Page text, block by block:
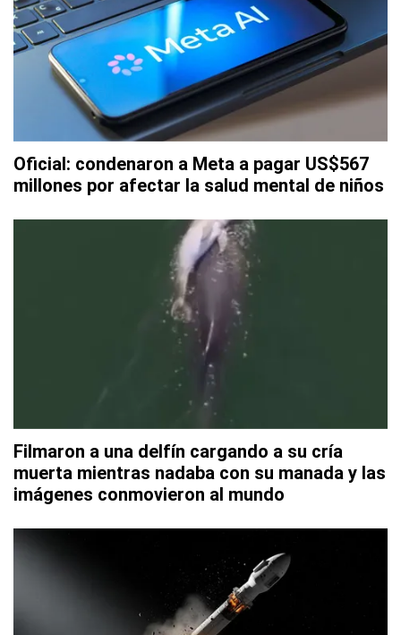
Oficial: condenaron a Meta a pagar US$567
millones por afectar la salud mental de niños
Filmaron a una delfín cargando a su cría
muerta mientras nadaba con su manada y las
imágenes conmovieron al mundo